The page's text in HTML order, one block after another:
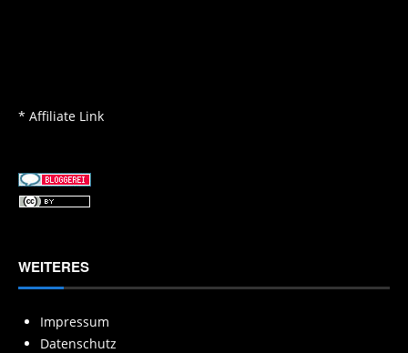
* Affiliate Link
WEITERES
Impressum
Datenschutz